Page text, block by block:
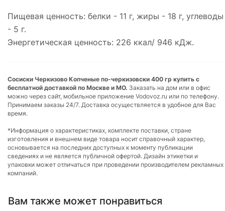
Пищевая ценность: белки - 11 г, жиры - 18 г, углеводы
- 5 г.
Энергетическая ценность: 226 ккал/ 946 кДж.
Сосиски Черкизово Копченые по-черкизовски 400 гр купить с
бесплатной доставкой по Москве и МО. Заказать на дом или в офис
можно через сайт, мобильное приложение Vodovoz.ru или по телефону.
Принимаем заказы 24/7. Доставка осуществляется в удобное для Вас
время.
*Информация о характеристиках, комплекте поставки, стране
изготовления и внешнем виде товара носит справочный характер,
основывается на последних доступных к моменту публикации
сведениях и не является публичной офертой. Дизайн этикетки и
упаковки может отличаться при проведении производителем рекламных
компаний.
Вам также может понравиться